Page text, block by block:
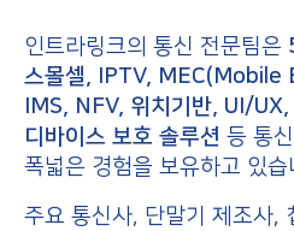
인트라링크의 통신 전문팀은
스몰셀, IPTV,
IMS, NFV, 위치기반, UI/
디바이스 보호 솔루션 등 통
폭넓은 경험을 보유하고 있습
주요 통신사, 단말기 제조사,